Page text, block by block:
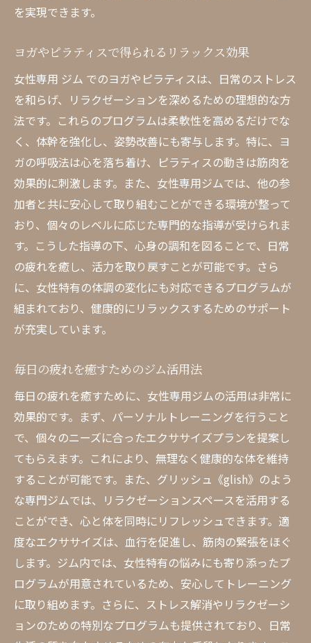
を実現できます。
ヨガやピラティスで得られるリラックス効果
女性専用 ジム でのヨガやピラティスは、日常のストレス
を和らげ、リラクゼーションを深めるための理想的な方
法です。これらのプログラムは柔軟性を高めるだけでな
く、体幹を強化し、姿勢改善にも寄与します。特に、ヨ
ガの呼吸法は心を落ち着け、ピラティスの動きは筋肉を
効果的に刺激します。また、女性専用ジムでは、他の参
加者と共に安心して取り組むことができる環境が整って
おり、個々のレベルに応じた専門的な指導が受けられま
す。こうした指導の下、心身の調和を図ることで、日常
の疲れを癒し、活力を取り戻すことが可能です。さら
に、女性特有の体調の変化にも対応できるプログラムが
組まれており、健康的にリラックスするためのサポート
が充実しています。
毎日の疲れを癒すためのジム活用法
毎日の疲れを癒すために、女性専用ジムの活用は非常に
効果的です。まず、パーソナルトレーニングを行うこと
で、個々のニーズに合ったエクササイズプランを提案し
てもらえます。これにより、無理なく健康的な体を維持
することが可能です。また、グリッシュ《glish》のよう
な専門ジムでは、リラクゼーションスペースを活用する
ことができ、心と体を同時にリフレッシュできます。適
度なエクササイズは、血行を促進し、筋肉の緊張をほぐ
します。ジム内では、女性特有の悩みにも寄り添ったプ
ログラムが用意されているため、安心してトレーニング
に取り組めます。さらに、ストレス解消やリラクゼーシ
ョンのための特別なプログラムも提供されており、日常